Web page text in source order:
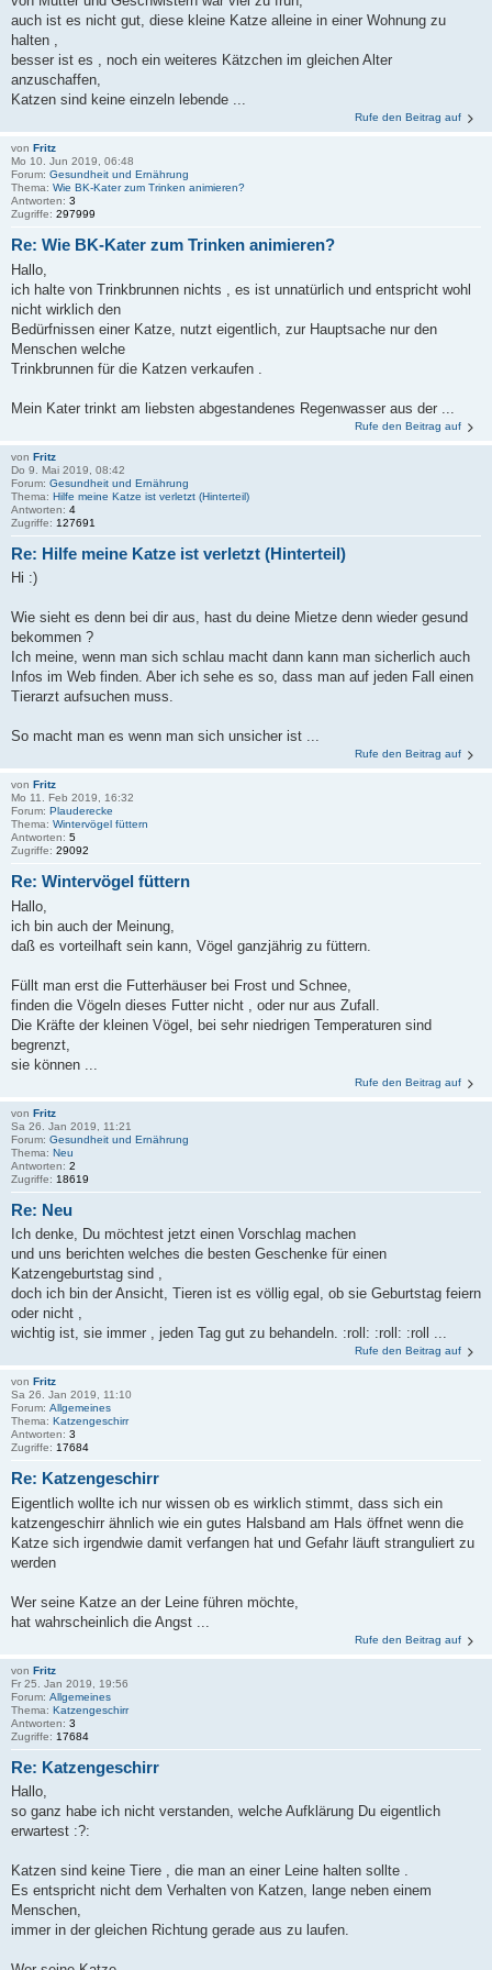
auch ist es nicht gut, diese kleine Katze alleine in einer Wohnung zu
halten ,
besser ist es , noch ein weiteres Kätzchen im gleichen Alter
anzuschaffen,
Katzen sind keine einzeln lebende ...
Rufe den Beitrag auf
von Fritz
Mo 10. Jun 2019, 06:48
Forum: Gesundheit und Ernährung
Thema: Wie BK-Kater zum Trinken animieren?
Antworten: 3
Zugriffe: 297999
Re: Wie BK-Kater zum Trinken animieren?
Hallo,
ich halte von Trinkbrunnen nichts , es ist unnatürlich und entspricht wohl
nicht wirklich den
Bedürfnissen einer Katze, nutzt eigentlich, zur Hauptsache nur den
Menschen welche
Trinkbrunnen für die Katzen verkaufen .
Mein Kater trinkt am liebsten abgestandenes Regenwasser aus der ...
Rufe den Beitrag auf
von Fritz
Do 9. Mai 2019, 08:42
Forum: Gesundheit und Ernährung
Thema: Hilfe meine Katze ist verletzt (Hinterteil)
Antworten: 4
Zugriffe: 127691
Re: Hilfe meine Katze ist verletzt (Hinterteil)
Hi :)
Wie sieht es denn bei dir aus, hast du deine Mietze denn wieder gesund
bekommen ?
Ich meine, wenn man sich schlau macht dann kann man sicherlich auch
Infos im Web finden. Aber ich sehe es so, dass man auf jeden Fall einen
Tierarzt aufsuchen muss.
So macht man es wenn man sich unsicher ist ...
Rufe den Beitrag auf
von Fritz
Mo 11. Feb 2019, 16:32
Forum: Plauderecke
Thema: Wintervögel füttern
Antworten: 5
Zugriffe: 29092
Re: Wintervögel füttern
Hallo,
ich bin auch der Meinung,
daß es vorteilhaft sein kann, Vögel ganzjährig zu füttern.
Füllt man erst die Futterhäuser bei Frost und Schnee,
finden die Vögeln dieses Futter nicht , oder nur aus Zufall.
Die Kräfte der kleinen Vögel, bei sehr niedrigen Temperaturen sind
begrenzt,
sie können ...
Rufe den Beitrag auf
von Fritz
Sa 26. Jan 2019, 11:21
Forum: Gesundheit und Ernährung
Thema: Neu
Antworten: 2
Zugriffe: 18619
Re: Neu
Ich denke, Du möchtest jetzt einen Vorschlag machen
und uns berichten welches die besten Geschenke für einen
Katzengeburtstag sind ,
doch ich bin der Ansicht, Tieren ist es völlig egal, ob sie Geburtstag feiern
oder nicht ,
wichtig ist, sie immer , jeden Tag gut zu behandeln. :roll: :roll: :roll ...
Rufe den Beitrag auf
von Fritz
Sa 26. Jan 2019, 11:10
Forum: Allgemeines
Thema: Katzengeschirr
Antworten: 3
Zugriffe: 17684
Re: Katzengeschirr
Eigentlich wollte ich nur wissen ob es wirklich stimmt, dass sich ein
katzengeschirr ähnlich wie ein gutes Halsband am Hals öffnet wenn die
Katze sich irgendwie damit verfangen hat und Gefahr läuft stranguliert zu
werden
Wer seine Katze an der Leine führen möchte,
hat wahrscheinlich die Angst ...
Rufe den Beitrag auf
von Fritz
Fr 25. Jan 2019, 19:56
Forum: Allgemeines
Thema: Katzengeschirr
Antworten: 3
Zugriffe: 17684
Re: Katzengeschirr
Hallo,
so ganz habe ich nicht verstanden, welche Aufklärung Du eigentlich
erwartest :?:
Katzen sind keine Tiere , die man an einer Leine halten sollte .
Es entspricht nicht dem Verhalten von Katzen, lange neben einem
Menschen,
immer in der gleichen Richtung gerade aus zu laufen.